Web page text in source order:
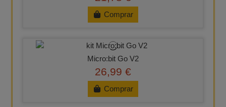
Comprar
Micro:bit Go V2
26,99 €
Comprar